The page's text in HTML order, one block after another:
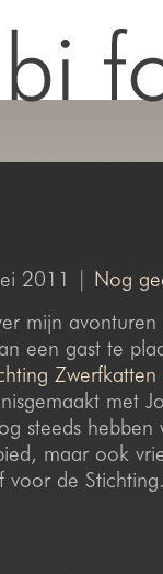
2011 | Nog
mijn
een gast te
Zwerfkatten
met
steeds hebben
maar ook
de